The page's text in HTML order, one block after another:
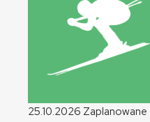
25.10.2026 Zaplanowane